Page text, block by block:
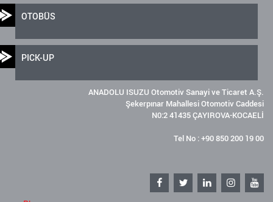
OTOBÜS
PICK-UP
ANADOLU ISUZU Otomotiv Sanayi ve Ticaret A.Ş.
Şekerpınar Mahallesi Otomotiv Caddesi
N0:2 41435 ÇAYIROVA-KOCAELİ
Tel No : +90 850 200 19 00